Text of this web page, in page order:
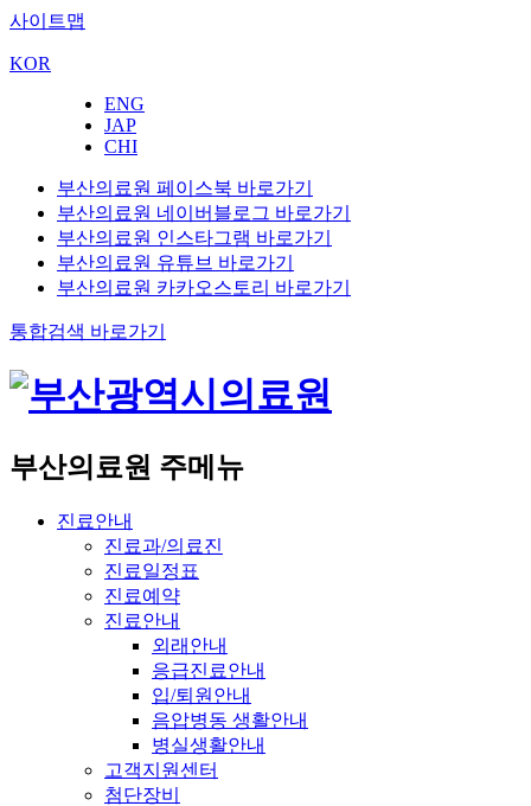
사이트맵
KOR
ENG
JAP
CHI
부산의료원 페이스북 바로가기
부산의료원 네이버블로그 바로가기
부산의료원 인스타그램 바로가기
부산의료원 유튜브 바로가기
부산의료원 카카오스토리 바로가기
통합검색 바로가기
부산의료원 주메뉴
진료안내
진료과/의료진
진료일정표
진료예약
진료안내
외래안내
응급진료안내
입/퇴원안내
음압병동 생활안내
병실생활안내
고객지원센터
첨단장비